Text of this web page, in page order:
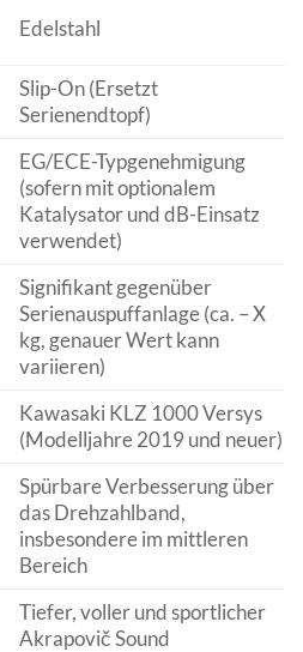
Edelstahl
Slip-On (Ersetzt
Serienendtopf)
EG/ECE-Typgenehmigung
(sofern mit optionalem
Katalysator und dB-Einsatz
verwendet)
Signifikant gegenüber
Serienauspuffanlage (ca. – X
kg, genauer Wert kann
variieren)
Kawasaki KLZ 1000 Versys
(Modelljahre 2019 und neuer)
Spürbare Verbesserung über
das Drehzahlband,
insbesondere im mittleren
Bereich
Tiefer, voller und sportlicher
Akrapovič Sound